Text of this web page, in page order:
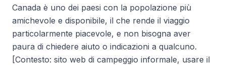
Canada è uno dei paesi con la popolazione più
amichevole e disponibile, il che rende il viaggio
particolarmente piacevole, e non bisogna aver
paura di chiedere aiuto o indicazioni a qualcuno.
[Contesto: sito web di campeggio informale, usare il